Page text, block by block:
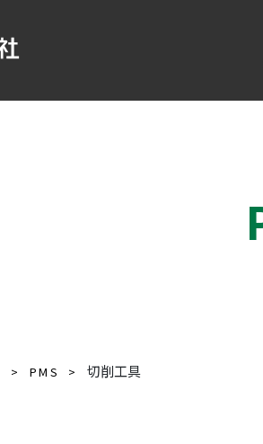
PMS 切削工具